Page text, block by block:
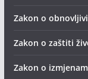
Zakon o
Zakon o zaštiti
Zakon o